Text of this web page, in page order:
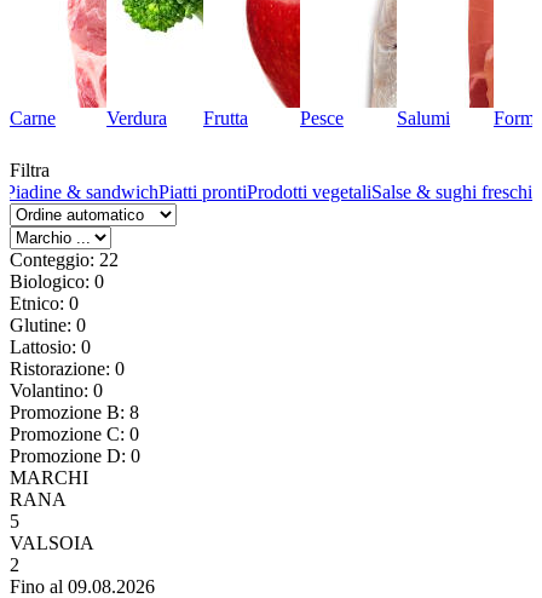
Carne Verdura Frutta Pesce Salumi
Filtra
Piadine & sandwichPiatti prontiProdotti vegetaliSalse & sughi freschi
Conteggio: 22
Biologico: 0
Etnico: 0
Glutine: 0
Lattosio: 0
Ristorazione: 0
Volantino: 0
Promozione B: 8
Promozione C: 0
Promozione D: 0
MARCHI
RANA
5
VALSOIA
2
Fino al 09.08.2026